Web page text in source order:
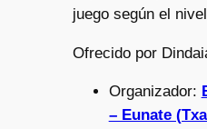
juego según el
Ofrecido por
Organizador:
– Eunate